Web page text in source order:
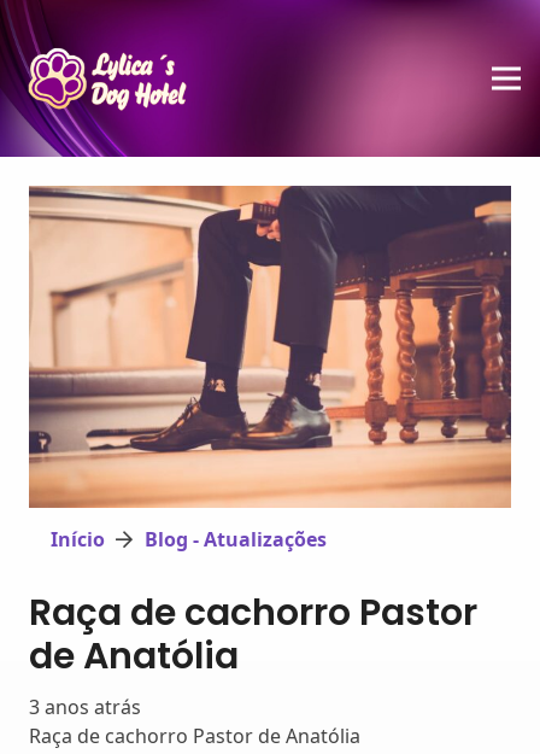
Início Blog - Atualizações
Raça de cachorro Pastor
de Anatólia
3 anos atrás
Raça de cachorro Pastor de Anatólia